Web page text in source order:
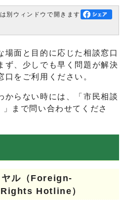
別ウィンドウで開きます
場面と目的に応じた相談窓口
ず、少しでも早く問題が解決
をご利用ください。
からない時には、「市民相談
まで問い合わせてくださ
ヤル（Foreign-
Hotline）